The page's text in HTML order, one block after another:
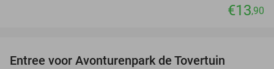
€13,90
Entree voor Avonturenpark de Tovertuin